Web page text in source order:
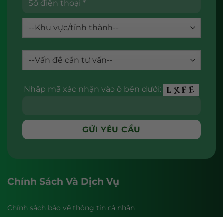
Nhập mã xác nhận vào ô bên dưới:
Chính Sách Và Dịch Vụ
Chính sách bảo vệ thông tin cá nhân